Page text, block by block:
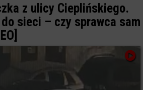
z ulicy Cieplińskiego.
sieci – czy sprawca sam